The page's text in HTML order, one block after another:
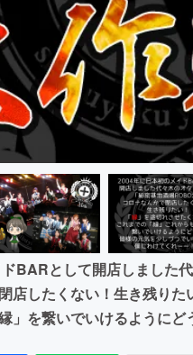
BARとして開店しました
店したくない！生き残り
」を繋いでいけるように